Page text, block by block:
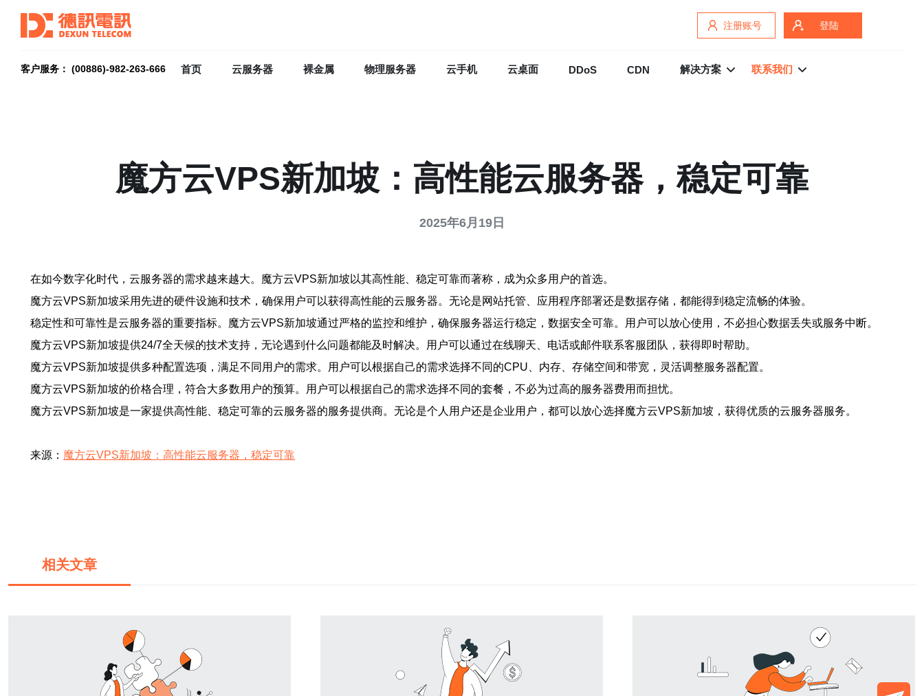
注册账号 登陆
客户服务： (00886)-982-263-666 首页 云服务器 裸金属 物理服务器 云手机 云桌面 DDoS CDN 解决方案 联系我们
魔方云VPS新加坡：高性能云服务器，稳定可靠
2025年6月19日
在如今数字化时代，云服务器的需求越来越大。魔方云VPS新加坡以其高性能、稳定可靠而著称，成为众多用户的首选。
魔方云VPS新加坡采用先进的硬件设施和技术，确保用户可以获得高性能的云服务器。无论是网站托管、应用程序部署还是数据存储，都能得到稳定流畅的体验。
稳定性和可靠性是云服务器的重要指标。魔方云VPS新加坡通过严格的监控和维护，确保服务器运行稳定，数据安全可靠。用户可以放心使用，不必担心数据丢失或服务中断。
魔方云VPS新加坡提供24/7全天候的技术支持，无论遇到什么问题都能及时解决。用户可以通过在线聊天、电话或邮件联系客服团队，获得即时帮助。
魔方云VPS新加坡提供多种配置选项，满足不同用户的需求。用户可以根据自己的需求选择不同的CPU、内存、存储空间和带宽，灵活调整服务器配置。
魔方云VPS新加坡的价格合理，符合大多数用户的预算。用户可以根据自己的需求选择不同的套餐，不必为过高的服务器费用而担忧。
魔方云VPS新加坡是一家提供高性能、稳定可靠的云服务器的服务提供商。无论是个人用户还是企业用户，都可以放心选择魔方云VPS新加坡，获得优质的云服务器服务。
来源： 魔方云VPS新加坡：高性能云服务器，稳定可靠
相关文章